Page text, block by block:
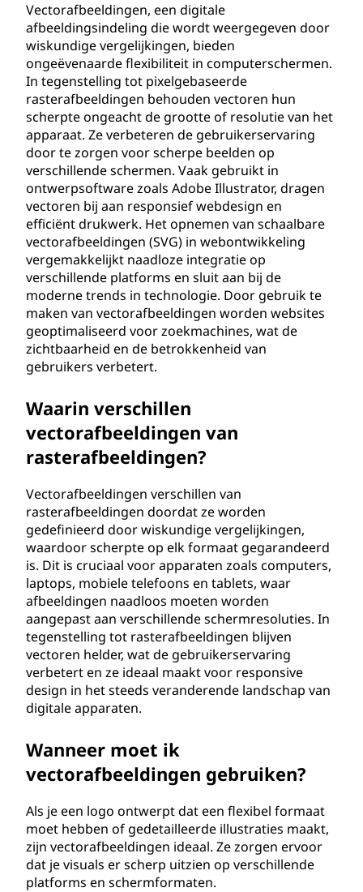
Vectorafbeeldingen, een digitale
afbeeldingsindeling die wordt weergegeven door
wiskundige vergelijkingen, bieden
ongeëvenaarde flexibiliteit in computerschermen.
In tegenstelling tot pixelgebaseerde
rasterafbeeldingen behouden vectoren hun
scherpte ongeacht de grootte of resolutie van het
apparaat. Ze verbeteren de gebruikerservaring
door te zorgen voor scherpe beelden op
verschillende schermen. Vaak gebruikt in
ontwerpsoftware zoals Adobe Illustrator, dragen
vectoren bij aan responsief webdesign en
efficiënt drukwerk. Het opnemen van schaalbare
vectorafbeeldingen (SVG) in webontwikkeling
vergemakkelijkt naadloze integratie op
verschillende platforms en sluit aan bij de
moderne trends in technologie. Door gebruik te
maken van vectorafbeeldingen worden websites
geoptimaliseerd voor zoekmachines, wat de
zichtbaarheid en de betrokkenheid van
gebruikers verbetert.
Waarin verschillen
vectorafbeeldingen van
rasterafbeeldingen?
Vectorafbeeldingen verschillen van
rasterafbeeldingen doordat ze worden
gedefinieerd door wiskundige vergelijkingen,
waardoor scherpte op elk formaat gegarandeerd
is. Dit is cruciaal voor apparaten zoals computers,
laptops, mobiele telefoons en tablets, waar
afbeeldingen naadloos moeten worden
aangepast aan verschillende schermresoluties. In
tegenstelling tot rasterafbeeldingen blijven
vectoren helder, wat de gebruikerservaring
verbetert en ze ideaal maakt voor responsive
design in het steeds veranderende landschap van
digitale apparaten.
Wanneer moet ik
vectorafbeeldingen gebruiken?
Als je een logo ontwerpt dat een flexibel formaat
moet hebben of gedetailleerde illustraties maakt,
zijn vectorafbeeldingen ideaal. Ze zorgen ervoor
dat je visuals er scherp uitzien op verschillende
platforms en schermformaten.